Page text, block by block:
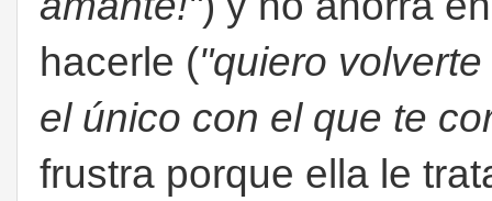
hacerle ("quiero
el único con el que te
frustra porque ella le